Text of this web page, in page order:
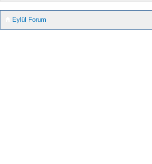
Eylül Forum